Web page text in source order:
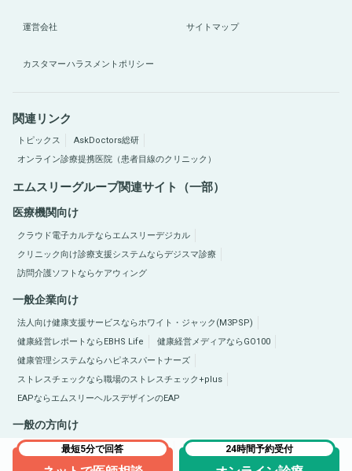
最短5分で回答 24時間予約受付
運営会社 サイトマップ
カスタマーハラスメントポリシー
関連リンク
トピックス
AskDoctors総研
オンライン診療提携医院（患者目線のクリニック）
エムスリーグループ関連サイト（一部）
医療機関向け
クラウド電子カルテならエムスリーデジカル
クリニック向け診療支援システムならデジスマ診療
訪問介護ソフトならケアウィング
一般企業向け
法人向け健康支援サービスならホワイト・ジャック(M3PSP)
健康経営レポートならEBHS Life
健康経営メディアならGO100
健康管理システムならハピネスパートナーズ
ストレスチェックなら職場のストレスチェック+plus
EAPならエムスリーヘルスデザインのEAP
一般の方向け
医療総合サイトQLife（キューライフ） 肥満症総合サイトならひまんラボ